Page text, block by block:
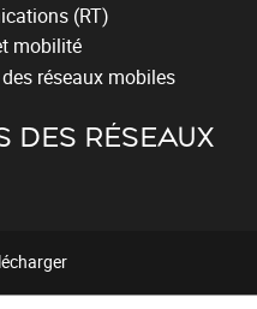
(RT)
mobilité
réseaux mobiles
DES RÉSEAUX